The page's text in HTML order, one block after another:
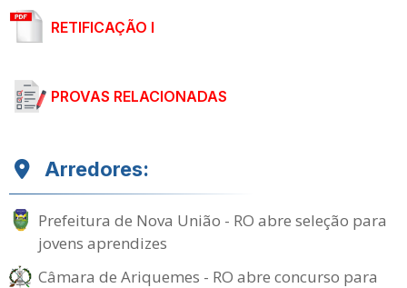
RETIFICAÇÃO I
PROVAS RELACIONADAS
Arredores:
Prefeitura de Nova União - RO abre seleção para
jovens aprendizes
Câmara de Ariquemes - RO abre concurso para